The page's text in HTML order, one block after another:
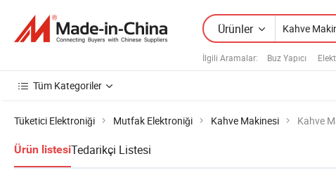
Ürünler
İlgili Aramalar: Buz Yapıcı
Tüm Kategoriler
Tüketici Elektroniği Mutfak Elektroniği Kahve Makinesi Kahve
Ürün listesiTedarikçi Listesi